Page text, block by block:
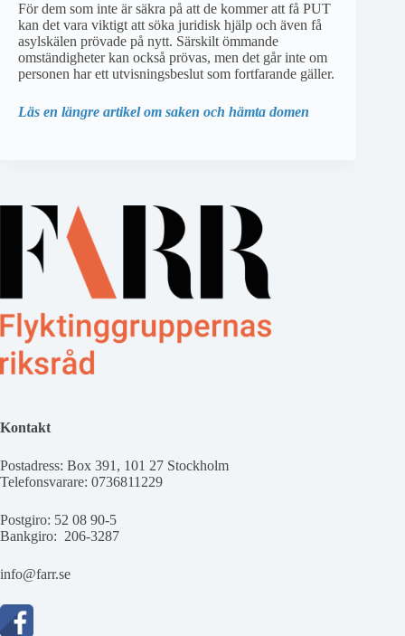
För dem som inte är säkra på att de kommer att få PUT
kan det vara viktigt att söka juridisk hjälp och även få
asylskälen prövade på nytt. Särskilt ömmande
omständigheter kan också prövas, men det går inte om
personen har ett utvisningsbeslut som fortfarande gäller.
Läs en längre artikel om saken och hämta domen
Kontakt
Postadress: Box 391, 101 27 Stockholm
Telefonsvarare: 0736811229
Postgiro: 52 08 90-5
Bankgiro: 206-3287
info@farr.se